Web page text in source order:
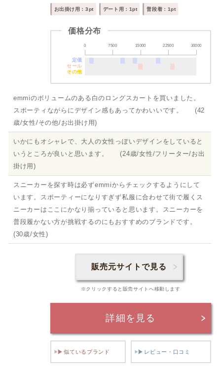
お出掛け用：3pt デート用：1pt 普段着：1pt
価格分布
0 7500 15000 22500 30000
定価
セール
その他
emmiのボリュームのある白のロングスカートを買いました。
スポーティながらにデザイン感もあってかわいいです。 (42
歳/女性/その他/お出掛け用)
いかにもオシャレで、大人の女性っぽいデザインをしていると
いうところが良いと思います。 (24歳/女性/フリーター/お出
掛け用)
スニーカーを探す時は必ずemmiからチェックするようにして
います。スポーティーになりすぎず私服に合わせて街で履くス
ニーカーはここにかなり揃っていると思います。スニーカーを
普段履かない方が挑戦するのにもおすすめのブランドです。
(30歳/女性)
販売元サイトで見る
※クリックすると販売サイトへ移動します
詳細を見る
似ているブランド レビュー・口コミ